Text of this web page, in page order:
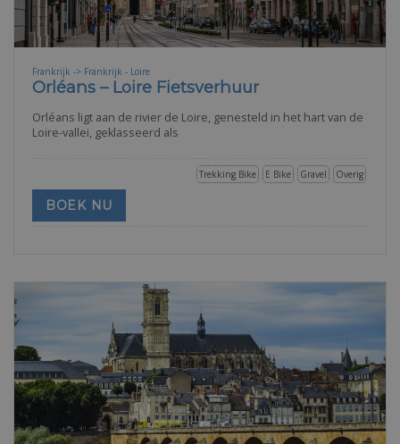
Frankrijk -> Frankrijk - Loire
Orléans – Loire Fietsverhuur
Orléans ligt aan de rivier de Loire, genesteld in het hart van de
Loire-vallei, geklasseerd als
Overig
Gravel
E Bike
Trekking Bike
BOEK NU